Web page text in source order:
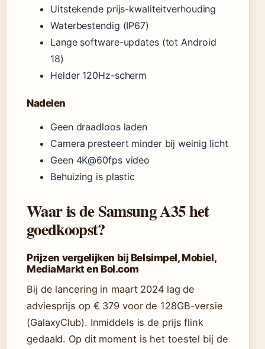
Uitstekende prijs-kwaliteitverhouding
Waterbestendig (IP67)
Lange software-updates (tot Android
18)
Helder 120Hz-scherm
Nadelen
Geen draadloos laden
Camera presteert minder bij weinig licht
Geen 4K@60fps video
Behuizing is plastic
Waar is de Samsung A35 het
goedkoopst?
Prijzen vergelijken bij Belsimpel, Mobiel,
MediaMarkt en Bol.com
Bij de lancering in maart 2024 lag de
adviesprijs op € 379 voor de 128GB-versie
(GalaxyClub). Inmiddels is de prijs flink
gedaald. Op dit moment is het toestel bij de